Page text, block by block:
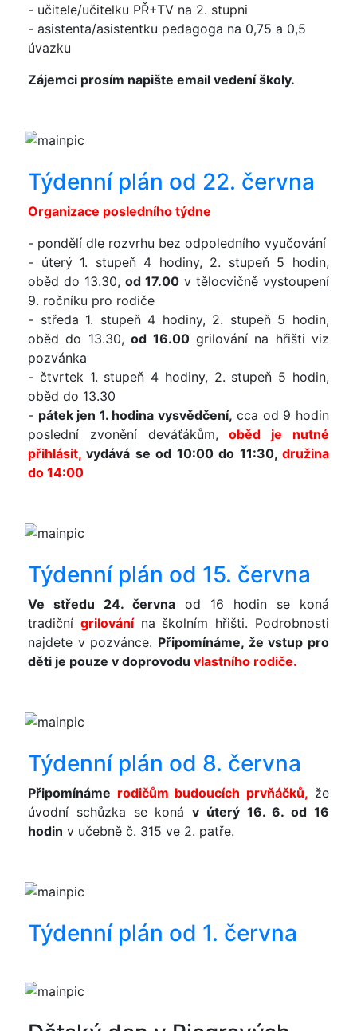
- učitele/učitelku PŘ+TV na 2. stupni
- asistenta/asistentku pedagoga na 0,75 a 0,5
úvazku
Zájemci prosím napište email vedení školy.
Týdenní plán od 22. června
Organizace posledního týdne
- pondělí dle rozvrhu bez odpoledního vyučování
- úterý 1. stupeň 4 hodiny, 2. stupeň 5 hodin,
oběd do 13.30, od 17.00 v tělocvičně vystoupení
9. ročníku pro rodiče
- středa 1. stupeň 4 hodiny, 2. stupeň 5 hodin,
oběd do 13.30,od 16.00grilování na hřišti viz
pozvánka
- čtvrtek 1. stupeň 4 hodiny, 2. stupeň 5 hodin,
oběd do 13.30
- pátek jen 1. hodina vysvědčení, cca od 9 hodin
poslední zvonění deváťákům,oběd je nutné
přihlásit, vydává se od 10:00 do 11:30, družina
do 14:00
Týdenní plán od 15. června
Ve středu 24. června od 16 hodin se koná
tradiční grilovánína školním hřišti. Podrobnosti
najdete v pozvánce. Připomínáme, že vstup pro
děti je pouze v doprovodu vlastního rodiče.
Týdenní plán od 8. června
Připomínáme rodičům budoucích prvňáčků, že
úvodní schůzka se konáv úterý 16. 6. od 16
hodin v učebně č. 315 ve 2. patře.
Týdenní plán od 1. června